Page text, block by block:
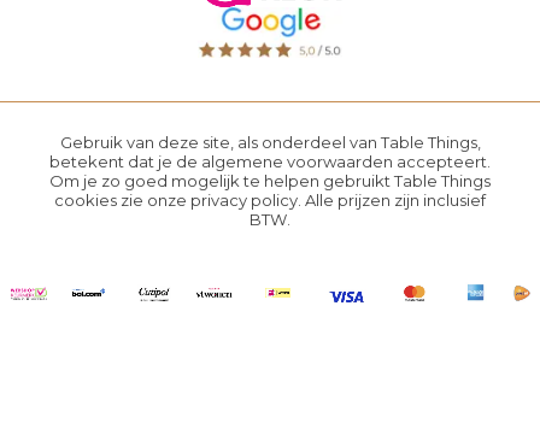
Gebruik van deze site, als onderdeel van Table Things,
betekent dat je de algemene voorwaarden accepteert.
Om je zo goed mogelijk te helpen gebruikt Table Things
cookies zie onze privacy policy . Alle prijzen zijn inclusief
BTW.